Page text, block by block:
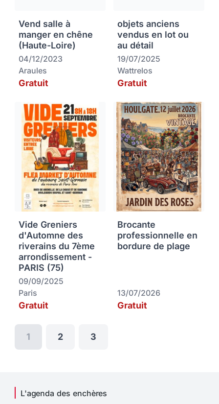
Vend salle à
manger en chêne
(Haute-Loire)
04/12/2023
Araules
Gratuit
objets anciens
vendus en lot ou
au détail
19/07/2025
Wattrelos
Gratuit
Vide Greniers
d'Automne des
riverains du 7ème
arrondissement -
PARIS (75)
09/09/2025
Paris
Gratuit
Brocante
professionnelle en
bordure de plage
13/07/2026
Gratuit
1 2 3
L'agenda des enchères